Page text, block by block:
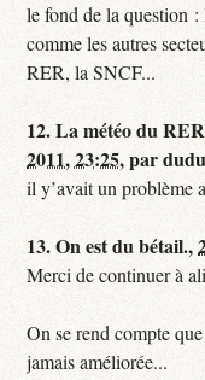
le fond de la question :
comme les autres
RER, la SNCF...
12.La météo du
2011, 23:25,par
il y’avait un problème
13.On est du bétail.,
Merci de continuer à
On se rend compte
jamais améliorée...